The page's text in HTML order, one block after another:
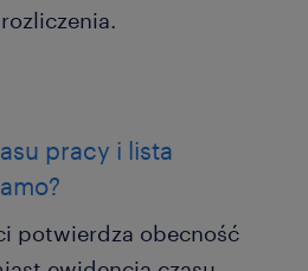
pracy i lista
potwierdza obecność